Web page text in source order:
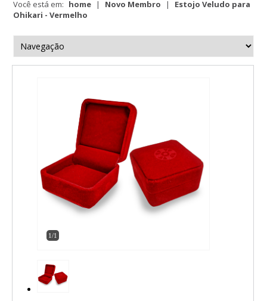
Você está em: home | Novo Membro |
Estojo Veludo para
Ohikari - Vermelho
1/1